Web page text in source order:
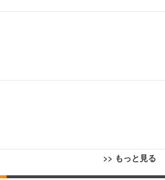
>> もっと見る